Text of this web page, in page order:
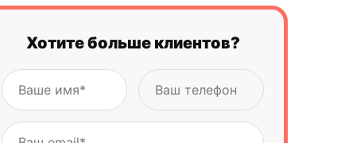
Хотите больше клиентов?